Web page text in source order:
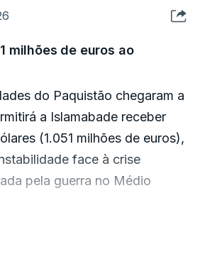
milhões de euros ao
do Paquistão chegaram a
a Islamabade receber
(1.051 milhões de euros),
face à crise
pela guerra no Médio